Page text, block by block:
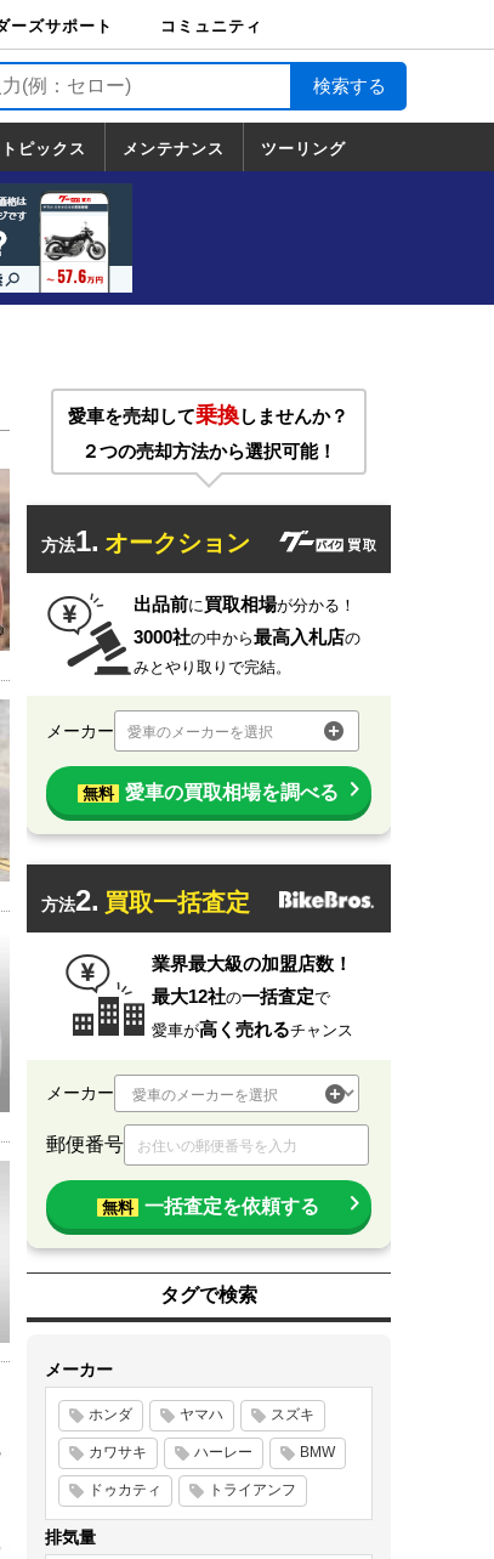
ーズサポート
ーズサポート
輸送
ガレージライ
両保険
ービス
試乗
コミュニティ
トピックス
トピックス
一覧
ホンダ
ヤマハ
スズキ
カワサキ
ハーレーダ
ビッドソン
BMW
ドゥカティ
トライアン
フ
メンテナンス ツーリング
愛車を売却して乗換しませんか？
２つの売却方法から選択可能！
方法1. オークション
出品前に買取相場が分かる！
3000社の中から最高入札店の
みとやり取りで完結。
メーカー 愛車のメーカーを選択
無料 愛車の買取相場を調べる
方法2. 買取一括査定
業界最大級の加盟店数！
最大12社の一括査定で
愛車が高く売れるチャンス
メーカー
郵便番号
無料 一括査定を依頼する
タグで検索
メーカー
ホンダ ヤマハ スズキ
カワサキ ハーレー BMW
ドゥカティ トライアンフ
排気量